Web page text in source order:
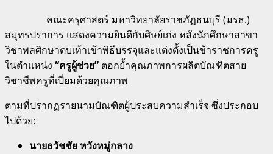
คณะครุศาสตร์ มหาวิทยาลัยราชภัฏธนบุรี (มรธ.)
สมุทรปราการ แสดงความยินดีกับศิษย์เก่ง หลังนักศึกษาสาขา
วิชาพลศึกษาตบเท้าเข้าพิธีบรรจุและแต่งตั้งเป็นข้าราชการครู
ในตำแหน่ง “ครูผู้ช่วย” ตอกย้ำคุณภาพการผลิตบัณฑิตสาย
วิชาชีพครูที่เปี่ยมด้วยคุณภาพ
ตามที่ปรากฏรายนามบัณฑิตผู้ประสบความสำเร็จ ซึ่งประกอบ
ไปด้วย:
นายธวัชชัย หวังหมู่กลาง